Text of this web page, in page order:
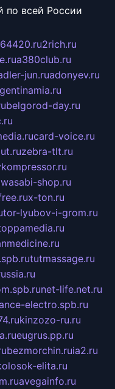
по всей России
2rich.ru
a380club.ru
jun.ruadonyev.ru
belgorod-day.ru
card-voice.ru
zebra-tlt.ru
wasabi-shop.ru
x-ton.ru
tor-lyubov-i-grom.ru
tutmassage.ru
net-life.net.ru
electro.spb.ru
kinzozo-ru.ru
eugrus.pp.ru
bezmorchin.ruia2.ru
elita.ru
avegainfo.ru